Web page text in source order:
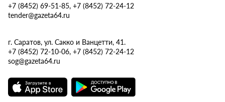
+7 (8452) 69-51-85, +7 (8452) 72-24-12
tender@gazeta64.ru
г. Саратов, ул. Сакко и Ванцетти, 41.
+7 (8452) 72-10-06, +7 (8452) 72-24-12
sog@gazeta64.ru